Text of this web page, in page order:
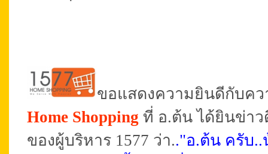
ขอแสดงความยินดีกับค
Home Shopping ที่ อ.ต้น ได้ยินข่าว
ของผู้บริหาร 1577 ว่า.."อ.ต้น ครับ..